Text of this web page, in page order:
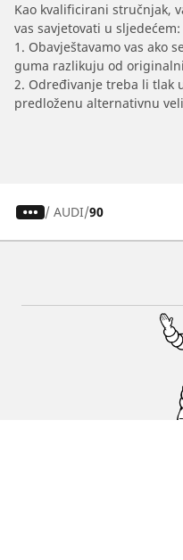
Kao kvalificirani stručnjak,
vas savjetovati u sljedećem:
1. Obavještavamo vas ako
guma razlikuju od
2. Određivanje treba li tlak
predloženu alternativnu
/ AUDI 90